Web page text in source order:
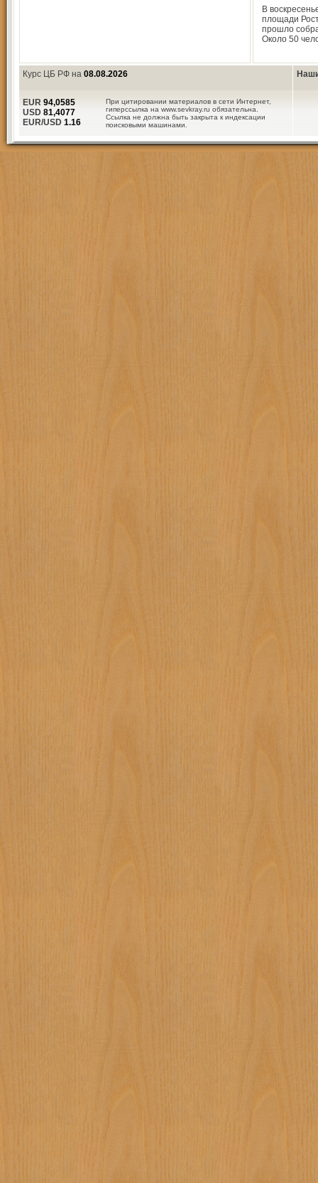
В
площади
прошло
Около 50
Курс ЦБ РФ на 08.08.2026
При цитировании материалов в сети Интернет,
гиперссылка на www.sevkray.ru обязательна.
Ссылка не должна быть закрыта к индексации
поисковыми машинами.
EUR 94,0585
USD 81,4077
EUR/USD 1.16